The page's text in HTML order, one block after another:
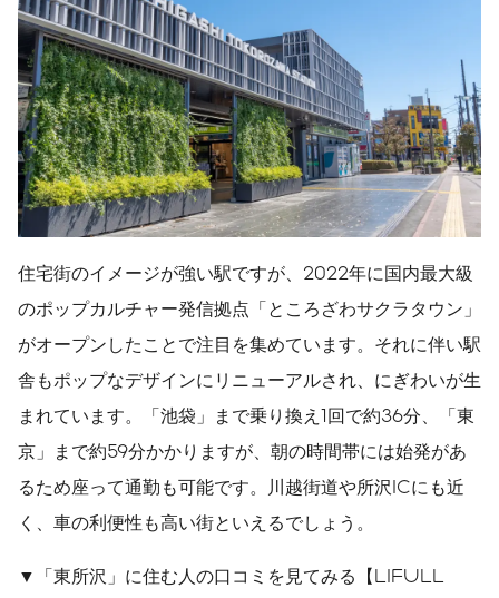
住宅街のイメージが強い駅ですが、2022年に国内最大級
のポップカルチャー発信拠点「ところざわサクラタウン」
がオープンしたことで注目を集めています。それに伴い駅
舎もポップなデザインにリニューアルされ、にぎわいが生
まれています。「池袋」まで乗り換え1回で約36分、「東
京」まで約59分かかりますが、朝の時間帯には始発があ
るため座って通勤も可能です。川越街道や所沢ICにも近
く、車の利便性も高い街といえるでしょう。
▼「東所沢」に住む人の口コミを見てみる【LIFULL